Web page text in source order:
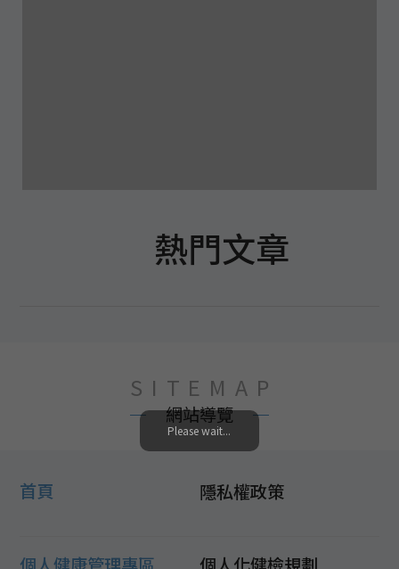
熱門文章
SITEMAP
網站導覽
首頁 隱私權政策
Please wait...